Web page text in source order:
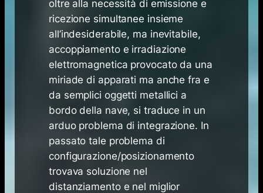
oltre alla necessità di emissione e
ricezione simultanee insieme
all’indesiderabile, ma inevitabile,
accoppiamento e irradiazione
elettromagnetica provocato da una
miriade di apparati ma anche fra e
da semplici oggetti metallici a
bordo della nave, si traduce in un
arduo problema di integrazione. In
passato tale problema di
configurazione/posizionamento
trovava soluzione nel
distanziamento e nel miglior